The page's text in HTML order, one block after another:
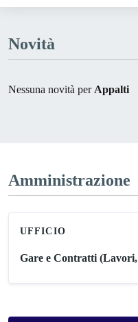
Novità
Nessuna novità per Appalti
Amministrazione
UFFICIO
Gare e Contratti